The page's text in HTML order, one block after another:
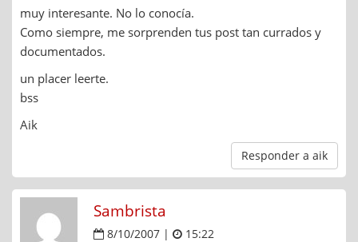
muy interesante. No lo conocía.
Como siempre, me sorprenden tus post tan currados y
documentados.
un placer leerte.
bss
Aik
Responder a aik
Sambrista
8/10/2007 | 15:22